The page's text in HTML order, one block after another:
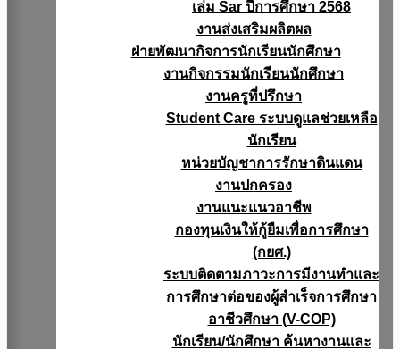
เล่ม Sar ปีการศึกษา 2568
งานส่งเสริมผลิตผล
ฝ่ายพัฒนากิจการนักเรียนนักศึกษา
งานกิจกรรมนักเรียนนักศึกษา
งานครูที่ปรึกษา
Student Care ระบบดูแลช่วยเหลือ
นักเรียน
หน่วยบัญชาการรักษาดินแดน
งานปกครอง
งานแนะแนวอาชีพ
กองทุนเงินให้กู้ยืมเพื่อการศึกษา
(กยศ.)
ระบบติดตามภาวะการมีงานทำและ
การศึกษาต่อของผู้สำเร็จการศึกษา
อาชีวศึกษา (V-COP)
นักเรียน/นักศึกษา ค้นหางานและ